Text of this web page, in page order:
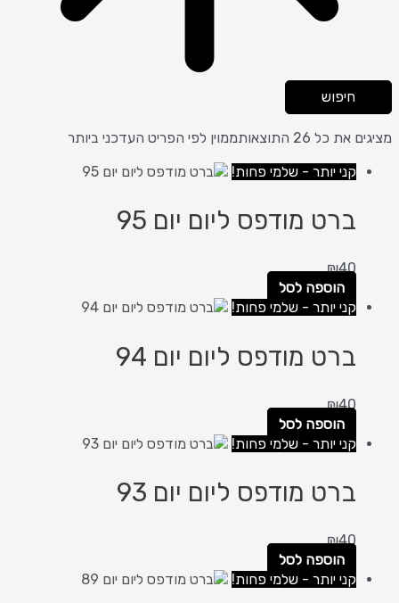
חיפוש
מציגים את כל ⁦26⁩ התוצאות
ממוין לפי הפריט העדכני ביותר
קני יותר - שלמי פחות!
ברט מודפס ליום יום 95
₪40
הוספה לסל
קני יותר - שלמי פחות!
ברט מודפס ליום יום 94
₪40
הוספה לסל
קני יותר - שלמי פחות!
ברט מודפס ליום יום 93
₪40
הוספה לסל
קני יותר - שלמי פחות!